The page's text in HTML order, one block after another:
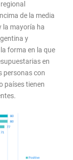
de la media
la mayoría ha
y
forma en la que
en
personas con
países tienen